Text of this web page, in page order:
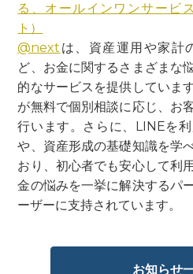
る、オールインワンサービ
ト）
@next は、資産運用や家計
ど、お金に関するさまざまな
的なサービスを提供していま
が無料で個別相談に応じ、お
行います。さらに、LINEを
や、資産形成の基礎知識を学
おり、初心者でも安心して利
金の悩みを一挙に解決するパ
ーザーに支持されています。
お知らせ